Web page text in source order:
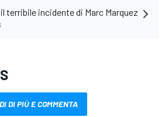
terribile incidente di Marc Marquez
DI PIÙ E COMMENTA